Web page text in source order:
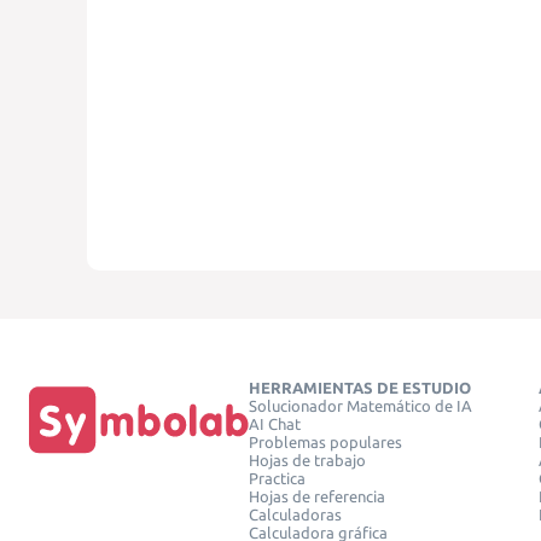
HERRAMIENTAS DE ESTUDIO
Solucionador Matemático de IA
AI Chat
Problemas populares
Hojas de trabajo
Practica
Hojas de referencia
Calculadoras
Calculadora gráfica